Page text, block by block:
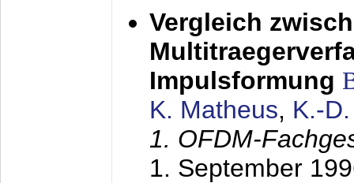
Vergleich
Impulsformung
K. Matheus, K.-
1. OFDM-
1. September